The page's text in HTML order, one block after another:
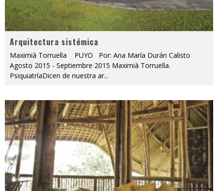
Arquitectura sistémica
Maximià Torruella PUYO Por: Ana María Durán Calisto
Agosto 2015 - Septiembre 2015 Maximià Torruella.
PsiquiatríaDicen de nuestra ar...